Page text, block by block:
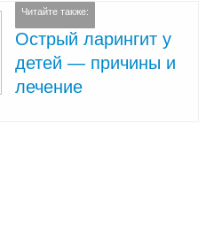
Читайте также:
Острый ларингит у
детей — причины и
лечение